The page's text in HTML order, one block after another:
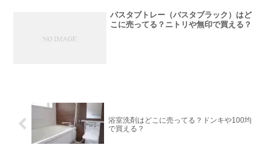
バスタブトレー（バスタブラック）はど
こに売ってる？ニトリや無印で買える？
浴室洗剤はどこに売ってる？ドンキや100均
で買える？